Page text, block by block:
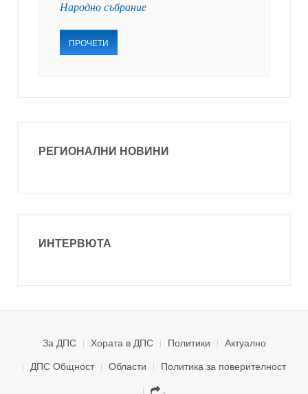
Народно събрание
ПРОЧЕТИ
РЕГИОНАЛНИ НОВИНИ
ИНТЕРВЮТА
За ДПС Хората в ДПС Политики
Актуално
ДПС Общност
Области
Политика за поверителност
.